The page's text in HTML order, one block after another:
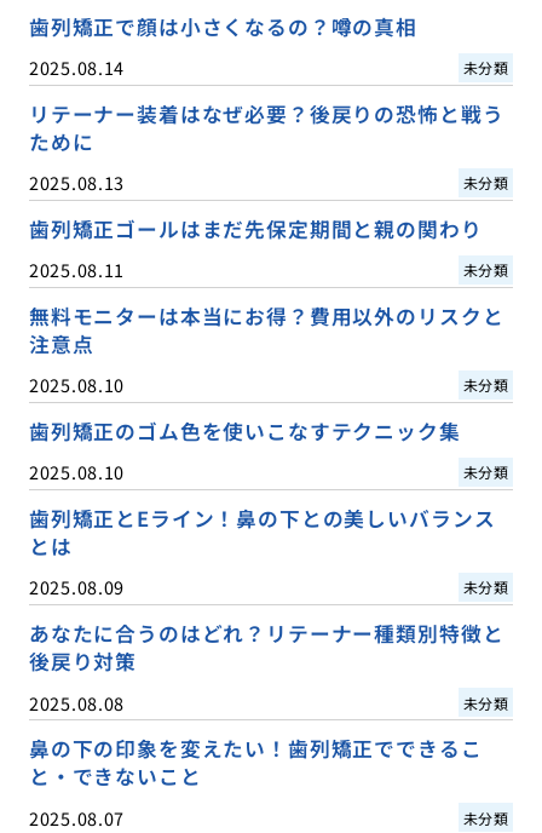
歯列矯正で顔は小さくなるの？噂の真相
2025.08.14 未分類
リテーナー装着はなぜ必要？後戻りの恐怖と戦う
ために
2025.08.13 未分類
歯列矯正ゴールはまだ先保定期間と親の関わり
2025.08.11 未分類
無料モニターは本当にお得？費用以外のリスクと
注意点
2025.08.10 未分類
歯列矯正のゴム色を使いこなすテクニック集
2025.08.10 未分類
歯列矯正とEライン！鼻の下との美しいバランス
とは
2025.08.09 未分類
あなたに合うのはどれ？リテーナー種類別特徴と
後戻り対策
2025.08.08 未分類
鼻の下の印象を変えたい！歯列矯正でできるこ
と・できないこと
2025.08.07 未分類